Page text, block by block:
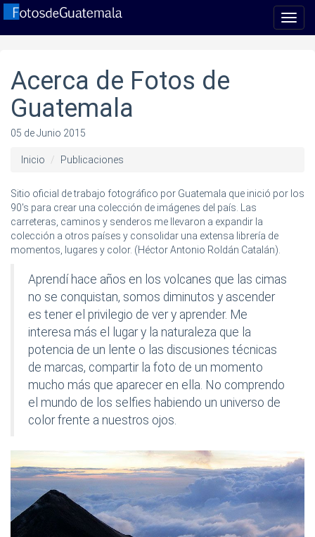
Acerca de Fotos de
Guatemala
05 de Junio 2015
Inicio Publicaciones
Sitio oficial de trabajo fotográfico por Guatemala que inició por los
90's para crear una colección de imágenes del país. Las
carreteras, caminos y senderos me llevaron a expandir la
colección a otros países y consolidar una extensa librería de
momentos, lugares y color. (Héctor Antonio Roldán Catalán).
Aprendí hace años en los volcanes que las cimas
no se conquistan, somos diminutos y ascender
es tener el privilegio de ver y aprender. Me
interesa más el lugar y la naturaleza que la
potencia de un lente o las discusiones técnicas
de marcas, compartir la foto de un momento
mucho más que aparecer en ella. No comprendo
el mundo de los selfies habiendo un universo de
color frente a nuestros ojos.